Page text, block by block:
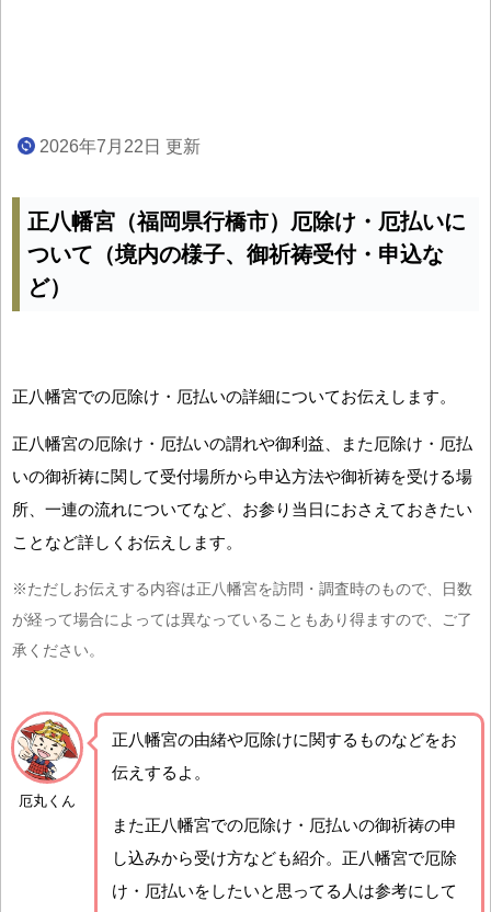
2026年7月22日 更新
正八幡宮（福岡県行橋市）厄除け・厄払いに
ついて（境内の様子、御祈祷受付・申込な
ど）
正八幡宮での厄除け・厄払いの詳細についてお伝えします。
正八幡宮の厄除け・厄払いの謂れや御利益、また厄除け・厄払
いの御祈祷に関して受付場所から申込方法や御祈祷を受ける場
所、一連の流れについてなど、お参り当日におさえておきたい
ことなど詳しくお伝えします。
※ただしお伝えする内容は正八幡宮を訪問・調査時のもので、日数
が経って場合によっては異なっていることもあり得ますので、ご了
承ください。
厄丸くん
正八幡宮の由緒や厄除けに関するものなどをお
伝えするよ。
また正八幡宮での厄除け・厄払いの御祈祷の申
し込みから受け方なども紹介。正八幡宮で厄除
け・厄払いをしたいと思ってる人は参考にして